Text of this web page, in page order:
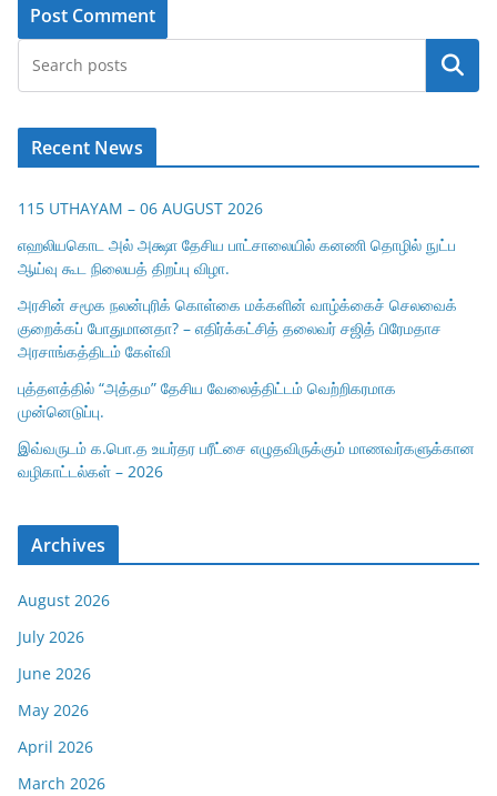
Search
Recent News
115 UTHAYAM – 06 AUGUST 2026
எஹலியகொட அல் அக்ஷா தேசிய பாட்சாலையில் கனணி தொழில் நுட்ப
ஆய்வு கூட நிலையத் திறப்பு விழா.
அரசின் சமூக நலன்புரிக் கொள்கை மக்களின் வாழ்க்கைச் செலவைக்
குறைக்கப் போதுமானதா? – எதிர்க்கட்சித் தலைவர் சஜித் பிரேமதாச
அரசாங்கத்திடம் கேள்வி
புத்தளத்தில் “அத்தம” தேசிய வேலைத்திட்டம் வெற்றிகரமாக
முன்னெடுப்பு.
இவ்வருடம் க.பொ.த உயர்தர பரீட்சை எழுதவிருக்கும் மாணவர்களுக்கான
வழிகாட்டல்கள் – 2026
Archives
August 2026
July 2026
June 2026
May 2026
April 2026
March 2026